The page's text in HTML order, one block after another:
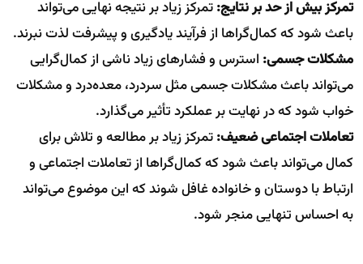
تمرکز بیش از حد بر نتایج:تمرکز زیاد بر نتیجه نهایی می‌تواند
باعث شود که کمال‌گراها از فرآیند یادگیری و پیشرفت لذت نبرند.
مشکلات جسمی: استرس و فشارهای زیاد ناشی از کمال‌گرایی
می‌تواند باعث مشکلات جسمی مثل سردرد، معده‌درد و مشکلات
خواب شود که در نهایت بر عملکرد تأثیر می‌گذارد.
تعاملات اجتماعی ضعیف:تمرکز زیاد بر مطالعه و تلاش برای
کمال می‌تواند باعث شود که کمال‌گراها از تعاملات اجتماعی و
ارتباط با دوستان و خانواده غافل شوند که این موضوع می‌تواند
به احساس تنهایی منجر شود.